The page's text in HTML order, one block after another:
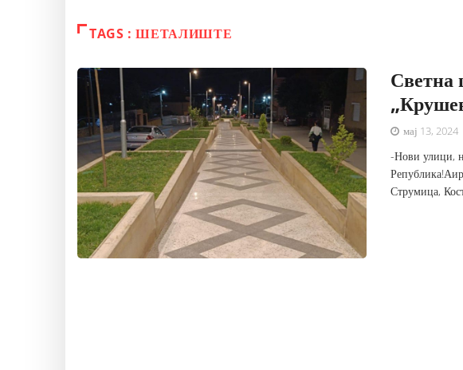
TAGS : ШЕТАЛИШТЕ
Светна
мај 13, 2024
-Нови улици,
Струмица,